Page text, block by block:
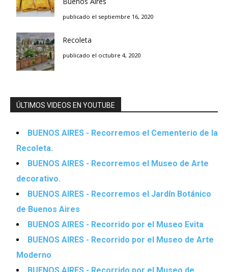
publicado el septiembre 16, 2020
Recoleta
publicado el octubre 4, 2020
ÚLTIMOS VIDEOS EN YOUTUBE
BUENOS AIRES - Recorremos el Cementerio de la
Recoleta.
BUENOS AIRES - Recorremos el Museo de Arte
decorativo.
BUENOS AIRES - Recorremos el Jardín Botánico
de Buenos Aires
BUENOS AIRES - Recorrido por el Museo Evita
BUENOS AIRES - Recorrido por el Museo de Arte
Moderno